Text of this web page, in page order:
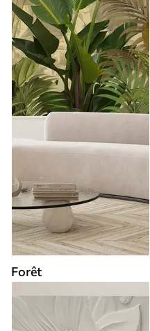
Forêt